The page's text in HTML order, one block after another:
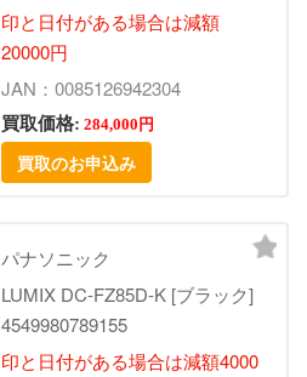
印と日付がある場合は減額
20000円
JAN：0085126942304
買取価格: 284,000円
買取のお申込み
パナソニック
LUMIX DC-FZ85D-K [ブラック]
4549980789155
印と日付がある場合は減額4000